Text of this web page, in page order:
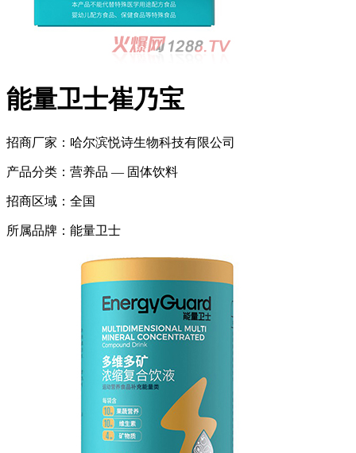
能量卫士崔乃宝
招商厂家： 哈尔滨悦诗生物科技有限公司
产品分类： 营养品 — 固体饮料
招商区域： 全国
所属品牌： 能量卫士